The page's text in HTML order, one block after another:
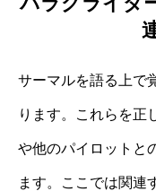
サーマルを語る上で
ります。これらを正
や他のパイロットと
ます。ここでは関連